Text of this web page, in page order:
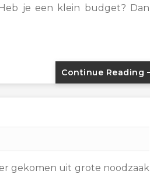
je een klein budget? Dan
Continue Reading
gekomen uit grote noodzaak